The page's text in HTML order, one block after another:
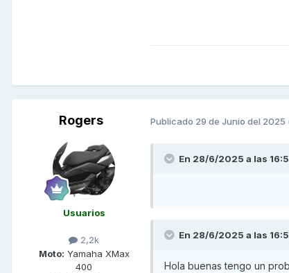
Rogers
Usuarios
2,2k
Moto: Yamaha XMax
400
Publicado 29 de Junio del 2025
En 28/6/2025 a las
En 28/6/2025 a las
Hola buenas tengo un